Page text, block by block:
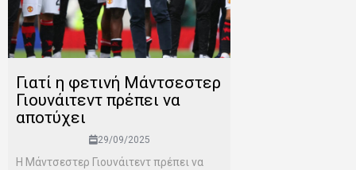
Γιατί η φετινή Μάντσεστερ
Γιουνάιτεντ πρέπει να
αποτύχει
29/09/2025
Η Μάντσεστερ Γιουνάιτεντ πρέπει να